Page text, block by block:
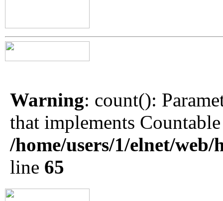
Warning: count():
that implements
/home/users/1/elnet/
line 65